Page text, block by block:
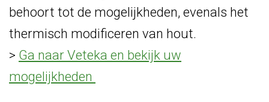
behoort tot de mogelijkheden, evenals het
thermisch modificeren van hout.
> Ga naar Veteka en bekijk uw
mogelijkheden